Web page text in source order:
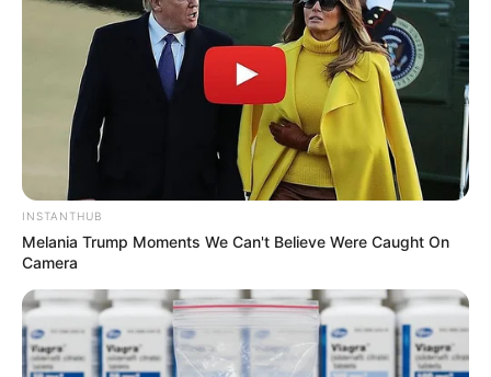
Furador de couro ou agulhão
Máquina de costura
Enchimento de almofada
Tesoura
Passo a Passo
1. Corte as pernas da calça jeans. Com a tesoura,
jeans. Faça isso nas duas pernas da calça.
INSTANTHUB
Melania Trump Moments We Can't Believe Were Caught On
Camera